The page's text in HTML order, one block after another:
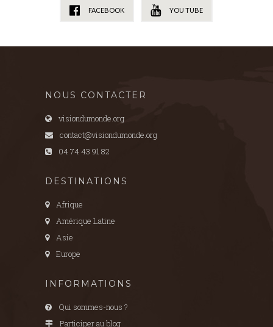
FACEBOOK YOU TUBE
NOUS CONTACTER
visiondumonde.org
contact@visiondumonde.org
04 74 43 91 82
DESTINATIONS
Afrique
Amérique Latine
Asie
Europe
INFORMATIONS
Qui sommes-nous ?
Participer au blog